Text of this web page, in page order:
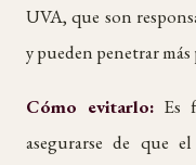
UVA, que son
y pueden penetrar
Cómo evitarlo: Es
asegurarse de que